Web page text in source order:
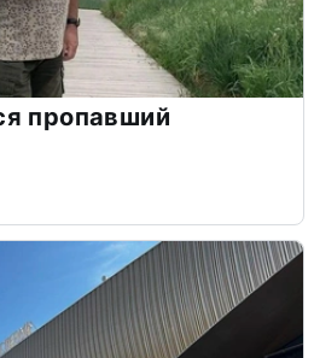
пропавший